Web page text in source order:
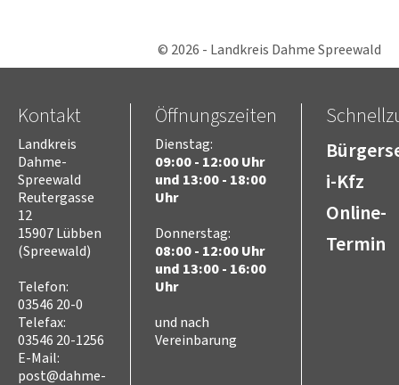
© 2026 - Landkreis Dahme Spreewald
Kontakt
Landkreis
Dahme-
Spreewald
Reutergasse
12
15907 Lübben
(Spreewald)
Telefon:
03546 20-0
Telefax:
03546 20-1256
E-Mail:
post@dahme-
Öffnungszeiten
Dienstag:
09:00 - 12:00 Uhr
und 13:00 - 18:00
Uhr
Donnerstag:
08:00 - 12:00 Uhr
und 13:00 - 16:00
Uhr
und nach
Vereinbarung
i-Kfz
Online-
Termin